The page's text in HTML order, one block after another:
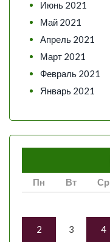
Июнь 2021
Май 2021
Апрель 2021
Март 2021
Февраль 2021
Январь 2021
Пн
Вт Ср
2 3 4